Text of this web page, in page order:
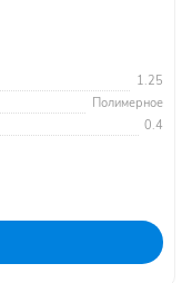
1.25
Полимерное
0.4